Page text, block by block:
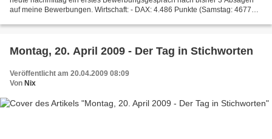
auf meine Bewerbungen. Wirtschaft: - DAX: 4.486 Punkte (Samstag: 4677
Montag, 20. April 2009 - Der Tag in Stichworten
Veröffentlicht am 20.04.2009 08:09
Von Nix